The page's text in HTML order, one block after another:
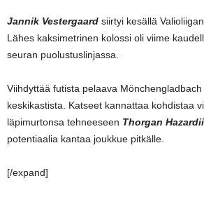
Jannik Vestergaard siirtyi kesällä
Lähes kaksimetrinen kolossi oli viime
seuran puolustuslinjassa.
Viihdyttää futista pelaava
keskikastista. Katseet kannattaa kohdistaa
läpimurtonsa tehneeseen Thorgan
potentiaalia kantaa joukkue pitkälle.
[/expand]